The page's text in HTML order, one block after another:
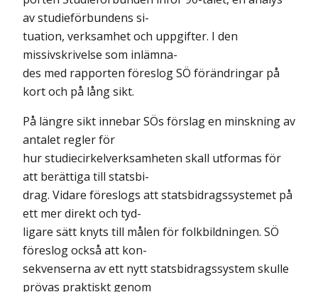
av studieförbundens si-
tuation, verksamhet och uppgifter. I den
missivskrivelse som inlämna-
des med rapporten föreslog SÖ förändringar på
kort och på lång sikt.
På längre sikt innebar SÖs förslag en minskning av
antalet regler för
hur studiecirkelverksamheten skall utformas för
att berättiga till statsbi-
drag. Vidare föreslogs att statsbidragssystemet på
ett mer direkt och tyd-
ligare sätt knyts till målen för folkbildningen. SÖ
föreslog också att kon-
sekvenserna av ett nytt statsbidragssystem skulle
prövas praktiskt genom